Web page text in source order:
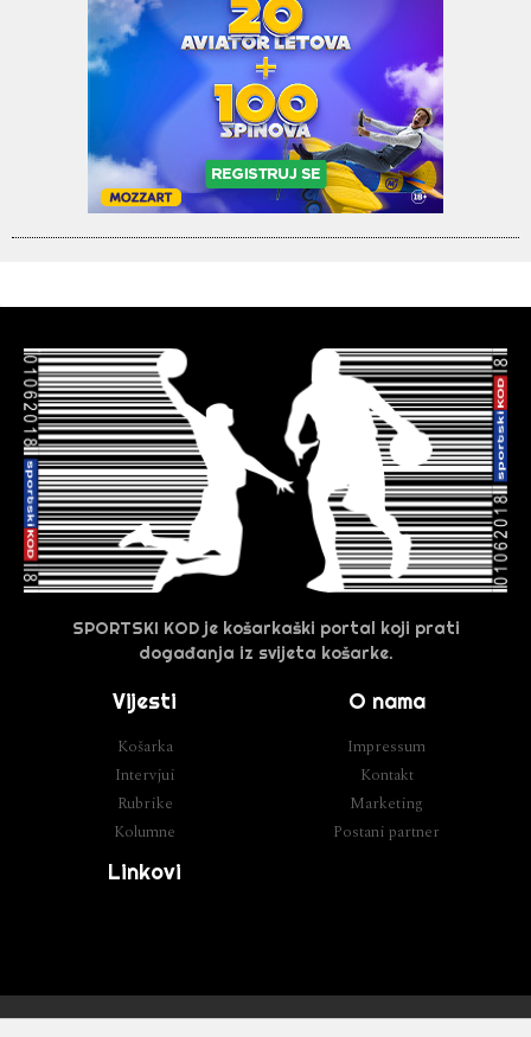
SPORTSKI KOD je košarkaški portal koji prati
događanja iz svijeta košarke.
Vijesti
Košarka
Intervjui
Rubrike
Kolumne
O nama
Impressum
Kontakt
Marketing
Postani partner
Linkovi